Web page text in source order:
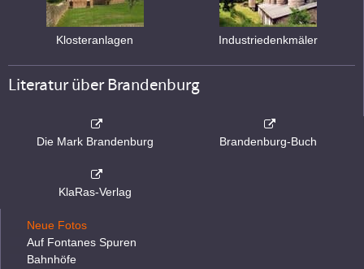
Klosteranlagen Industriedenkmäler
Literatur über Brandenburg
Die Mark Brandenburg Brandenburg-Buch
KlaRas-Verlag
Neue Fotos
Auf Fontanes Spuren
Bahnhöfe